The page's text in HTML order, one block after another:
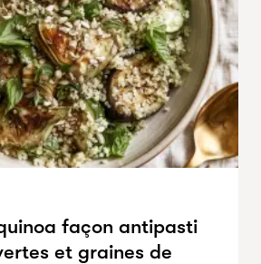
façon antipasti
et graines de